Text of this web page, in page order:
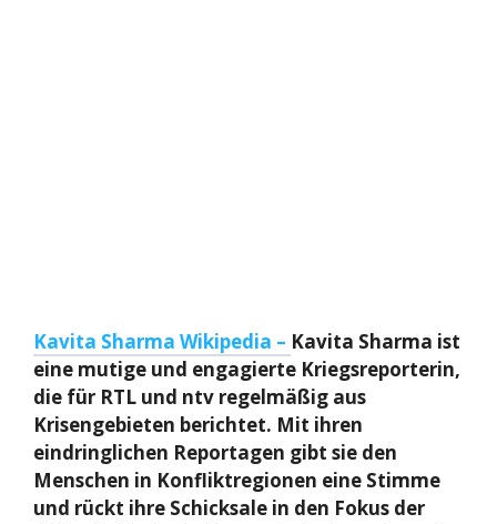
Kavita Sharma Wikipedia – Kavita Sharma ist
eine mutige und engagierte Kriegsreporterin,
die für RTL und ntv regelmäßig aus
Krisengebieten berichtet. Mit ihren
eindringlichen Reportagen gibt sie den
Menschen in Konfliktregionen eine Stimme
und rückt ihre Schicksale in den Fokus der